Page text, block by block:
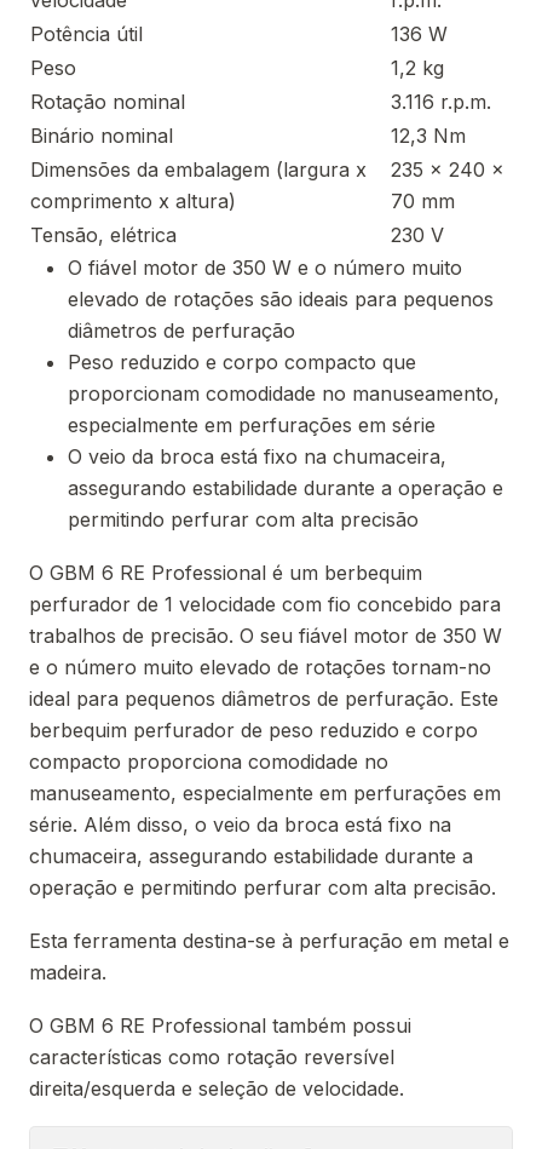
Potência útil
136 W
Peso
1,2 kg
Rotação nominal
3.116 r.p.m.
Binário nominal
12,3 Nm
Dimensões da embalagem (largura x
comprimento x altura)
235 x 240 x
70 mm
Tensão, elétrica
230 V
O fiável motor de 350 W e o número muito
elevado de rotações são ideais para pequenos
diâmetros de perfuração
Peso reduzido e corpo compacto que
proporcionam comodidade no manuseamento,
especialmente em perfurações em série
O veio da broca está fixo na chumaceira,
assegurando estabilidade durante a operação e
permitindo perfurar com alta precisão
O GBM 6 RE Professional é um berbequim
perfurador de 1 velocidade com fio concebido para
trabalhos de precisão. O seu fiável motor de 350 W
e o número muito elevado de rotações tornam-no
ideal para pequenos diâmetros de perfuração. Este
berbequim perfurador de peso reduzido e corpo
compacto proporciona comodidade no
manuseamento, especialmente em perfurações em
série. Além disso, o veio da broca está fixo na
chumaceira, assegurando estabilidade durante a
operação e permitindo perfurar com alta precisão.
Esta ferramenta destina-se à perfuração em metal e
madeira.
O GBM 6 RE Professional também possui
características como rotação reversível
direita/esquerda e seleção de velocidade.